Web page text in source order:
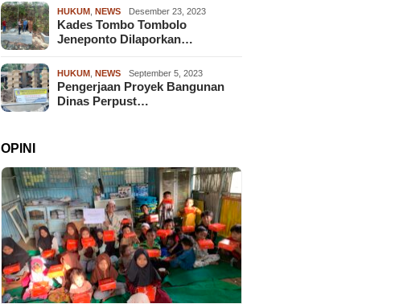
HUKUM ,NEWS Desember 23, 2023
Kades Tombo Tombolo
Jeneponto Dilaporkan…
HUKUM ,NEWS September 5, 2023
Pengerjaan Proyek Bangunan
Dinas Perpust…
OPINI